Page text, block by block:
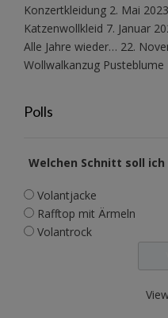
Konzertkleidung 2. Mai 2023
Katzenwollkleid 7. Januar
Alle Jahre wieder… 22.
Wollwalkanzug Pusteblume
Polls
Welchen Schnitt soll
Volantjacke
Rafftop mit Ärmeln
Volantrock